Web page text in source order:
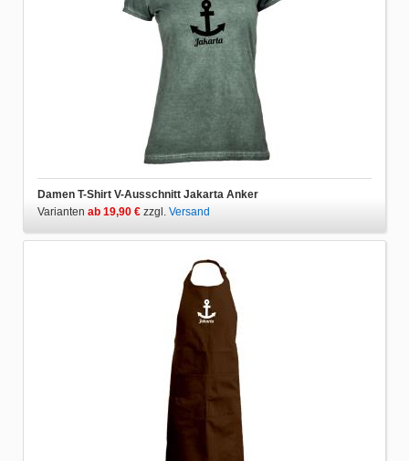
Damen T-Shirt V-Ausschnitt Jakarta Anker
Varianten ab 19,90 € zzgl. Versand